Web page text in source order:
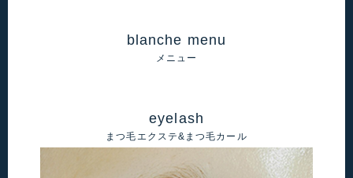
blanche menu
メニュー
eyelash
まつ毛エクステ&まつ毛カール